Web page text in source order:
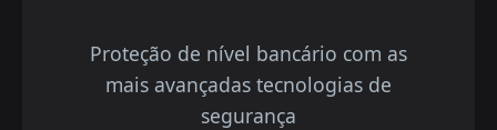
Proteção de nível bancário com as
mais avançadas tecnologias de
segurança